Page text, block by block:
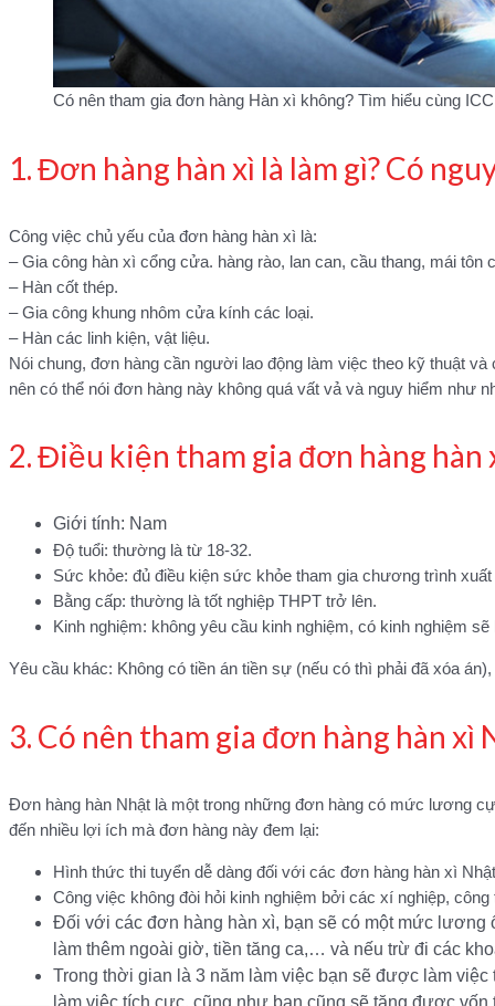
Có nên tham gia đơn hàng Hàn xì không? Tìm hiểu cùng ICC
1. Đơn hàng hàn xì là làm gì? Có
Công việc chủ yếu của đơn hàng hàn xì là:
– Gia công hàn xì cổng cửa. hàng rào, lan can, cầu thang, mái tôn
– Hàn cốt thép.
– Gia công khung nhôm cửa kính các loại.
– Hàn các linh kiện, vật liệu.
Nói chung, đơn hàng cần người lao động làm việc theo kỹ thuật
nên có thể nói đơn hàng này không quá vất vả và nguy hiểm như
2. Điều kiện tham gia đơn hàng hàn
Giới tính: Nam
Độ tuổi: thường là từ 18-32.
Sức khỏe: đủ điều kiện sức khỏe tham gia chương trình
Bằng cấp: thường là tốt nghiệp THPT trở lên.
Kinh nghiệm: không yêu cầu kinh nghiệm, có kinh nghiệm
Yêu cầu khác: Không có tiền án tiền sự (nếu có thì phải đã xóa
3. Có nên tham gia đơn hàng hàn xì
Đơn hàng hàn Nhật là một trong những đơn hàng có mức lương
đến nhiều lợi ích mà đơn hàng này đem lại:
Hình thức thi tuyển dễ dàng đối với các đơn hàng hàn xì
Công việc không đòi hỏi kinh nghiệm bởi các xí nghiệp,
Đối với các đơn hàng hàn xì, bạn sẽ có một mức lương
làm thêm ngoài giờ, tiền tăng ca,… và nếu trừ đi các
Trong thời gian là 3 năm làm việc bạn sẽ được làm
làm việc tích cực, cũng như bạn cũng sẽ tăng được